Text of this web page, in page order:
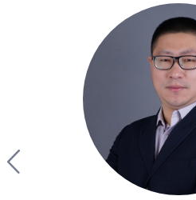
不满，因此为了让我
补，表面上试图救赎
赎，反倒破坏了人性
流淌，人性的释放，
果，自我价值的证明
己，赢得肯定和完善，